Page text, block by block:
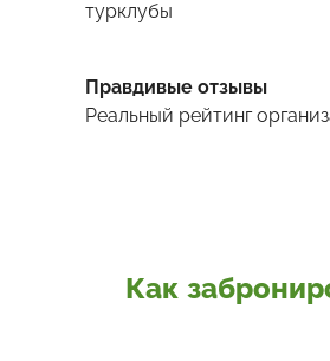
турклубы
Правдивые отзывы
Реальный рейтинг
Как